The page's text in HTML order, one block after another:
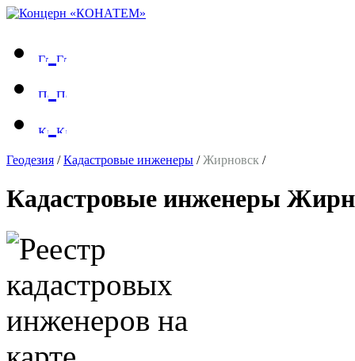
Геодезия /Кадастровые инженеры /Жирновск /
Кадастровые инженеры